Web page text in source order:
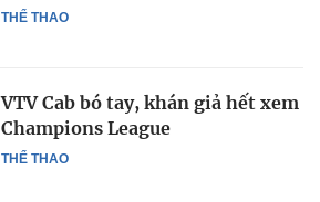
THỂ THAO
THỂ THAO
VTV Cab bó tay, khán giả hết xem
Champions League